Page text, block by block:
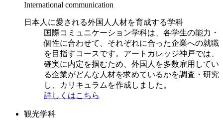
International communication
日本人に愛される外国人人材を育成する学科
国際コミュニケーション学科は、各学生の能力・
個性に合わせて、それぞれに合った企業への就職
を目指すコースです。アートカレッジ神戸では、
確実に内定を掴むため、外国人を多数雇用してい
る企業がどんな人材を求めているかを調査・研究
し、カリキュラムを作成しました。
詳しくはこちら
観光学科